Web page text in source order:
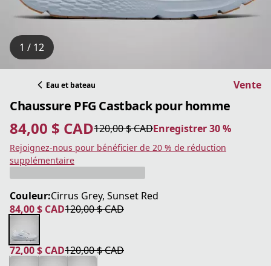
1 / 12
Eau et bateau Vente
Chaussure PFG Castback pour homme
84,00 $ CAD
prix actuel 84,00 $ CAD120,00 $ CAD
prix original 120,00 $ CAD Enregistrer 30 %
Enregistrer 30 %
Rejoignez-nous pour bénéficier de 20 % de réduction
supplémentaire
Couleur:Cirrus Grey, Sunset Red
84,00 $ CAD
prix actuel 84,00 $ CAD
120,00 $ CAD
prix original 120,00 $ CAD
72,00 $ CAD
prix actuel 72,00 $ CAD
120,00 $ CAD
prix original 120,00 $ CAD